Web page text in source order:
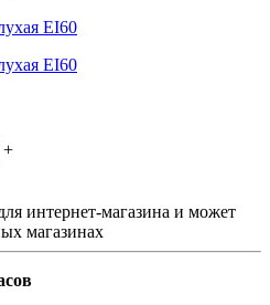
+
интернет-магазина и может
магазинах